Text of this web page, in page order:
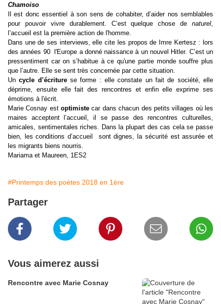
Chamoiso
Il est donc essentiel à son sens de cohabiter, d’aider nos semblables
pour pouvoir vivre durablement. C’est quelque chose de naturel,
l’accueil est la première action de l'homme.
Dans une de ses interviews, elle cite les propos de Imre Kertesz : lors
des années 90 l'Europe a donné naissance à un nouvel Hitler. C’est un
pressentiment car on s’habitue à ce qu'une partie monde souffre plus
que l’autre. Elle se sent très concernée par cette situation.
Uncycle d’écriturese forme : elle constate un fait de société, elle
déprime, ensuite elle fait des rencontres et enfin elle exprime ses
émotions à l'écrit.
Marie Cosnay estoptimiste car dans chacun des petits villages où les
maires acceptent l’accueil, il se passe des rencontres culturelles,
amicales, sentimentales riches. Dans la plupart des cas cela se passe
bien, les conditions d’accueil sont dignes, la sécurité est assurée et
les migrants biens nourris.
Mariama et Maureen, 1ES2
#Printemps des poètes 2018 en 1ère
Partager
Vous aimerez aussi
Rencontre avec Marie Cosnay